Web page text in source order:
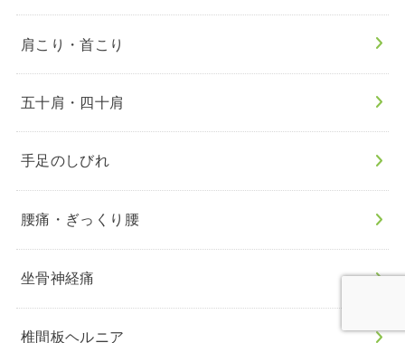
肩こり・首こり
五十肩・四十肩
手足のしびれ
腰痛・ぎっくり腰
坐骨神経痛
椎間板ヘルニア